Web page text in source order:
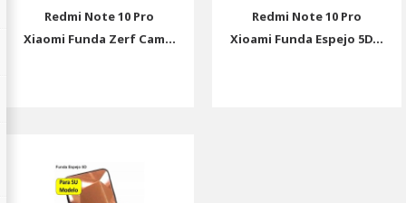
Redmi Note 10 Pro
Xiaomi Funda Zerf Cam...
Redmi Note 10 Pro
Xioami Funda Espejo 5D...